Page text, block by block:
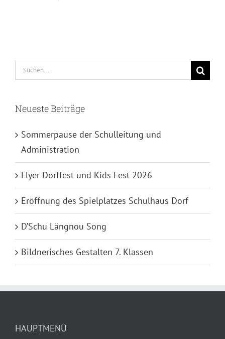
Suche
nach:
Neueste Beiträge
Sommerpause der Schulleitung und
Administration
Flyer Dorffest und Kids Fest 2026
Eröffnung des Spielplatzes Schulhaus Dorf
D’Schu Längnou Song
Bildnerisches Gestalten 7. Klassen
HAUPTMENÜ